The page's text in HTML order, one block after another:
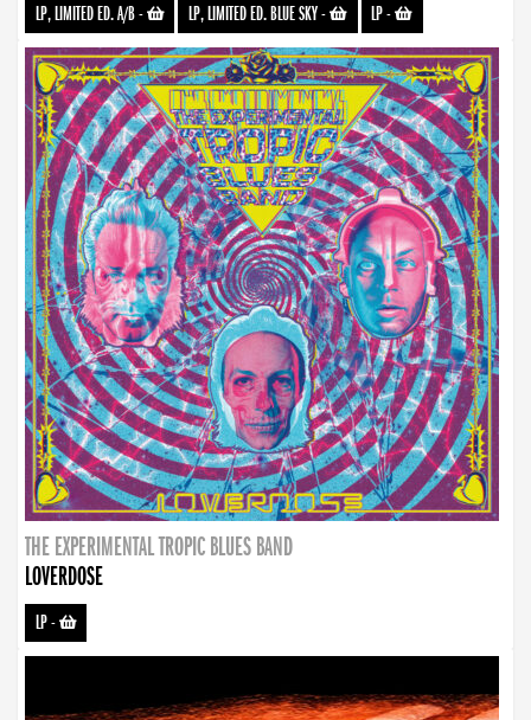
LP, LIMITED ED. A/B- LP, LIMITED ED. BLUE SKY- LP-
THE EXPERIMENTAL TROPIC BLUES BAND
LOVERDOSE
LP-